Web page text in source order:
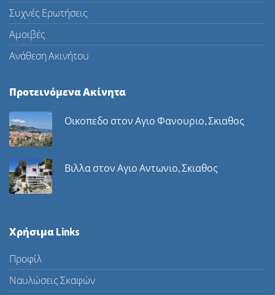
Συχνές Ερωτήσεις
Αμοιβές
Ανάθεση Ακινήτου
Προτεινόμενα Ακίνητα
Οικοπεδο στον Αγιο Φανουριο, Σκιαθος
Βιλλα στον Αγιο Αντωνιο, Σκιαθος
Χρήσιμα Links
Προφίλ
Ναυλώσεις Σκαφών